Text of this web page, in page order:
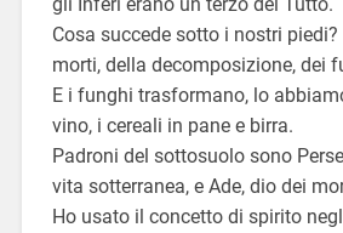
Cosa succede sotto i nostri piedi?
morti, della decomposizione, dei
E i funghi trasformano, lo
vino, i cereali in pane e birra.
Padroni del sottosuolo sono
vita sotterranea, e Ade, dio dei
Ho usato il concetto di spirito